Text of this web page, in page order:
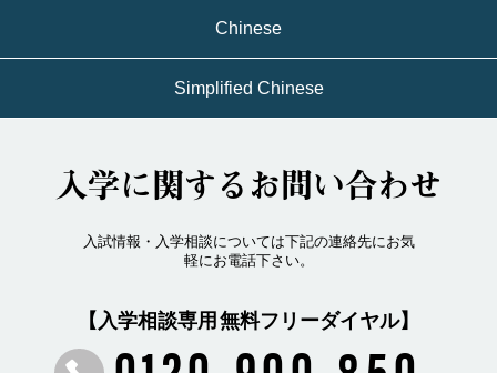
Chinese
Simplified Chinese
入学に関するお問い合わせ
入試情報・入学相談については下記の連絡先にお気
軽にお電話下さい。
【入学相談専用 無料フリーダイヤル】